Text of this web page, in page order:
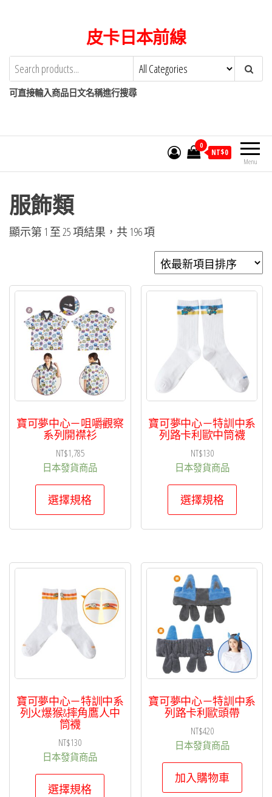
content
皮卡日本前線
可直接輸入商品日文名稱進行搜尋
Menu
0
NT$0
服飾類
顯示第 1 至 25 項結果，共 196 項依
最
新
項
寶可夢中心－咀嚼觀察
系列開襟衫
NT$1,785
日本發貨商品
選擇規格
此
款
式。
可
品
頁
面
項
寶可夢中心－特訓中系
列路卡利歐中筒襪
NT$130
日本發貨商品
選擇規格
此
在
產
品
頁
面
選
寶可夢中心－特訓中系
列火爆猴&摔角鷹人中
筒襪
NT$130
日本發貨商品
選擇規格
此
寶可夢中心－特訓中系
列路卡利歐頭帶
NT$420
日本發貨商品
加入購物車